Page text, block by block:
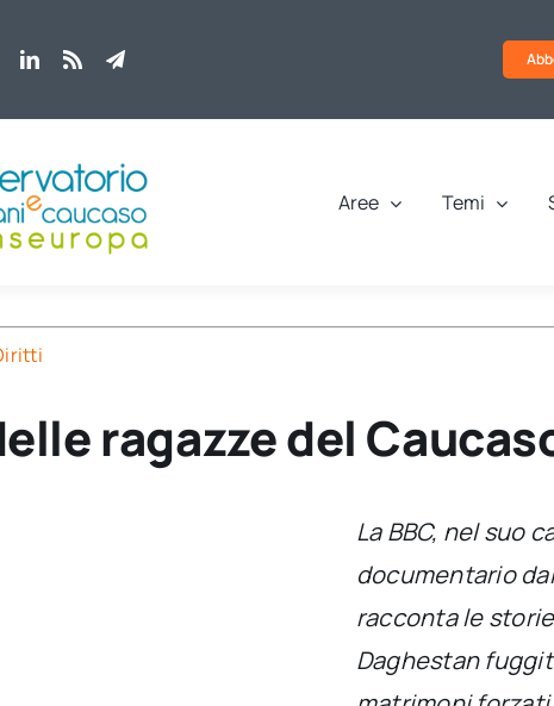
Aree Temi
ragazze del
La BBC, nel suo
documentario
racconta le
Daghestan